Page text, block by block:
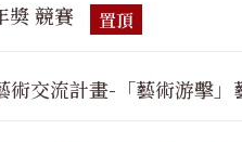
獎 競賽
交流計畫-「藝術游擊」